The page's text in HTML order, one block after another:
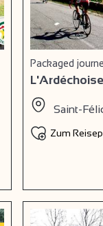
Packaged
Saint-
Zum